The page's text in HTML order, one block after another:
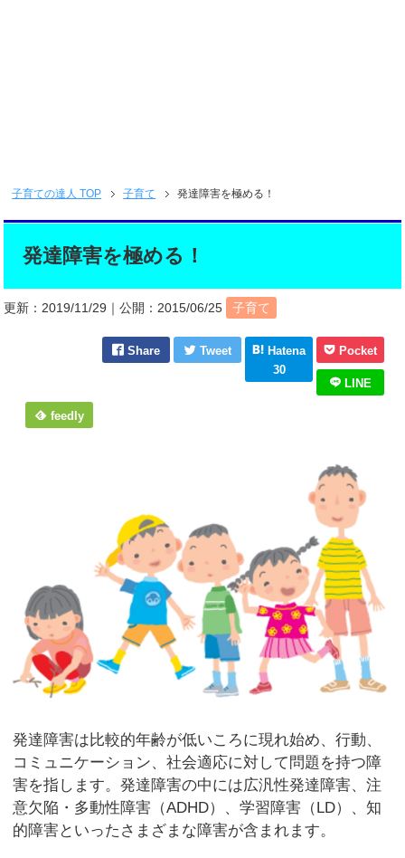
子育ての達人 TOP 子育て 発達障害を極める！
発達障害を極める！
更新：2019/11/29 ｜公開：2015/06/25 子育て
Share Tweet
Hatena
30
Pocket
LINE
feedly
発達障害は比較的年齢が低いころに現れ始め、行動、
コミュニケーション、社会適応に対して問題を持つ障
害を指します。発達障害の中には広汎性発達障害、注
意欠陥・多動性障害（ADHD）、学習障害（LD）、知
的障害といったさまざまな障害が含まれます。